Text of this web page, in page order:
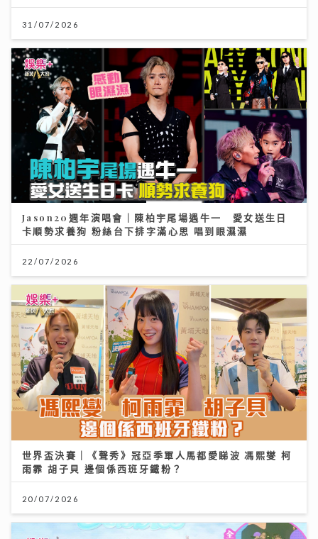
31/07/2026
Jason20週年演唱會｜陳柏宇尾場遇牛一 愛女送生日
卡順勢求養狗 粉絲台下排字滿心思 唱到眼濕濕
22/07/2026
世界盃決賽｜《聲秀》冠亞季軍人馬都愛睇波 馮熙燮 柯
雨霏 胡子貝 邊個係西班牙鐵粉？
20/07/2026